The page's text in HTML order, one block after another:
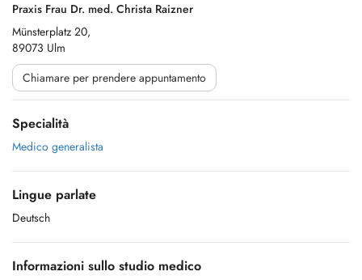
Praxis Frau Dr. med. Christa Raizner
Münsterplatz 20,
89073 Ulm
Chiamare per prendere appuntamento
Specialità
Medico generalista
Lingue parlate
Deutsch
Informazioni sullo studio medico